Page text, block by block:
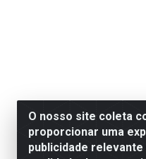
O nosso site coleta
proporcionar uma
publicidade